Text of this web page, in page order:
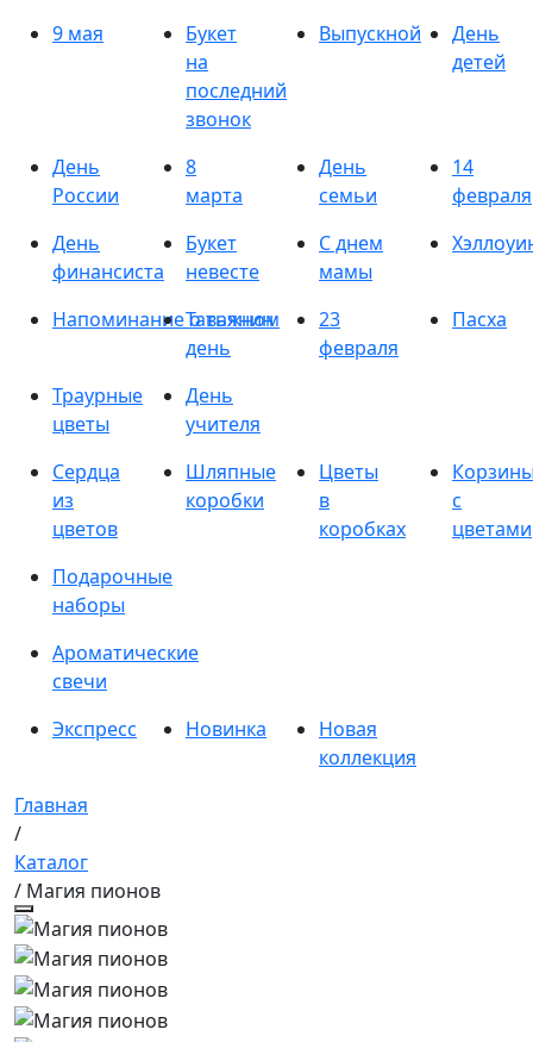
9 мая
Букет
на
последний
звонок
Выпускной
День
детей
День
России
8
марта
День
семьи
14
февраля
День
финансиста
Букет
невесте
С днем
мамы
Напоминание о важном
Татьянин
день
23
февраля
Пасха
Траурные
цветы
День
учителя
Сердца
из
цветов
Шляпные
коробки
Цветы
в
коробках
с
цветами
Подарочные
наборы
Ароматические
свечи
Экспресс
Новинка
Новая
коллекция
Главная
/
Каталог
/ Магия пионов